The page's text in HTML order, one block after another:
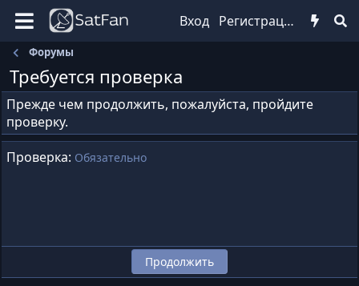
Вход Регистрация
Форумы
Требуется проверка
Прежде чем продолжить, пожалуйста, пройдите
проверку.
Проверка Обязательно
Продолжить